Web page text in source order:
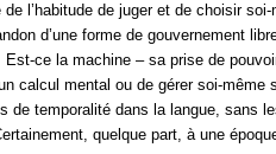
l’habitude de juger et de choisir
d’une forme de gouvernement
ce la machine – sa prise de
calcul mental ou de gérer soi-même
de temporalité dans la langue, sans
quelque part, à une